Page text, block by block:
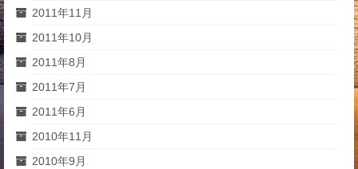
2011年11月
2011年10月
2011年8月
2011年7月
2011年6月
2010年11月
2010年9月